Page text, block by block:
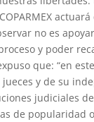
no es
y poder
que: “en
y de su
judiciales
de popularidad